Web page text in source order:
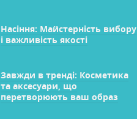
Насіння: Майстерність вибору
і важливість якості
Завжди в тренді: Косметика
та аксесуари, що
перетворюють ваш образ